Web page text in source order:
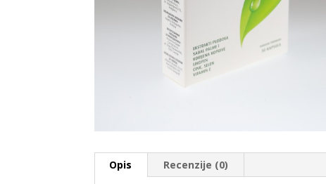
Opis Recenzije (0)